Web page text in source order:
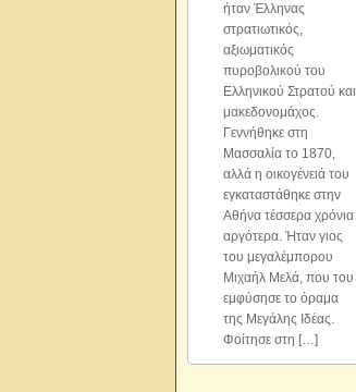
ήταν Έλληνας
στρατιωτικός,
αξιωματικός
πυροβολικού του
Ελληνικού Στρατού και
μακεδονομάχος.
Γεννήθηκε στη
Μασσαλία το 1870,
αλλά η οικογένειά του
εγκαταστάθηκε στην
Αθήνα τέσσερα χρόνια
αργότερα. Ήταν γιος
του μεγαλέμπορου
Μιχαήλ Μελά, που του
εμφύσησε το όραμα
της Μεγάλης Ιδέας.
Φοίτησε στη […]